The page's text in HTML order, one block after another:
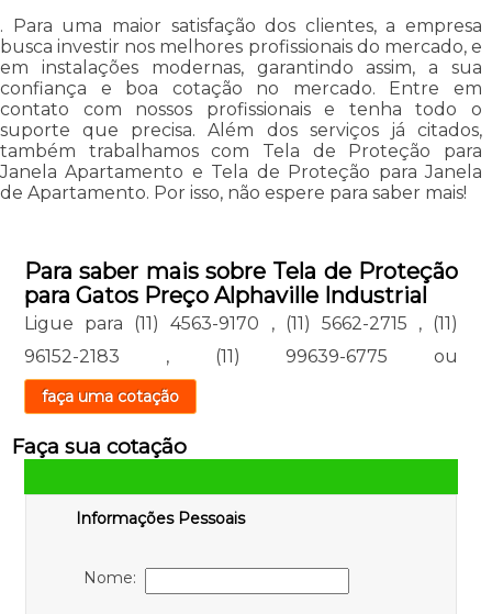
. Para uma maior satisfação dos clientes, a empresa
busca investir nos melhores profissionais do mercado, e
em instalações modernas, garantindo assim, a sua
confiança e boa cotação no mercado. Entre em
contato com nossos profissionais e tenha todo o
suporte que precisa. Além dos serviços já citados,
também trabalhamos com Tela de Proteção para
Janela Apartamento e Tela de Proteção para Janela
de Apartamento. Por isso, não espere para saber mais!
Para saber mais sobre Tela de Proteção
para Gatos Preço Alphaville Industrial
Ligue para (11) 4563-9170 , (11) 5662-2715 , (11)
96152-2183
, (11) 99639-6775 ou
faça uma cotação
Faça sua cotação
Informações Pessoais
Nome: